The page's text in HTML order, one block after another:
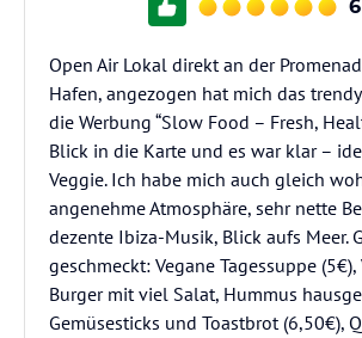
6
Open Air Lokal direkt an der
Hafen, angezogen hat mich das
die Werbung “Slow Food – Fresh,
Blick in die Karte und es war klar –
Veggie. Ich habe mich auch gleich
angenehme Atmosphäre, sehr nette
dezente Ibiza-Musik, Blick aufs Meer.
geschmeckt: Vegane Tagessuppe
Burger mit viel Salat, Hummus
Gemüsesticks und Toastbrot (6,50€),